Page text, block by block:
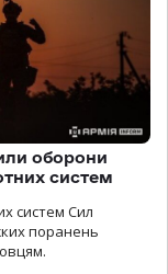
оборони
систем
систем Сил
поранень